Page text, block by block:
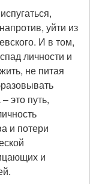
уйти из
И в том,
личности и
не питая
это путь,
и потери
и